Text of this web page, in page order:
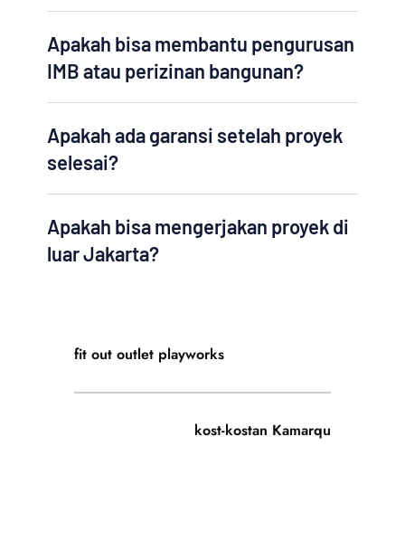
Apakah bisa membantu pengurusan
IMB atau perizinan bangunan?
Apakah ada garansi setelah proyek
selesai?
Apakah bisa mengerjakan proyek di
luar Jakarta?
fit out outlet playworks
kost-kostan Kamarqu